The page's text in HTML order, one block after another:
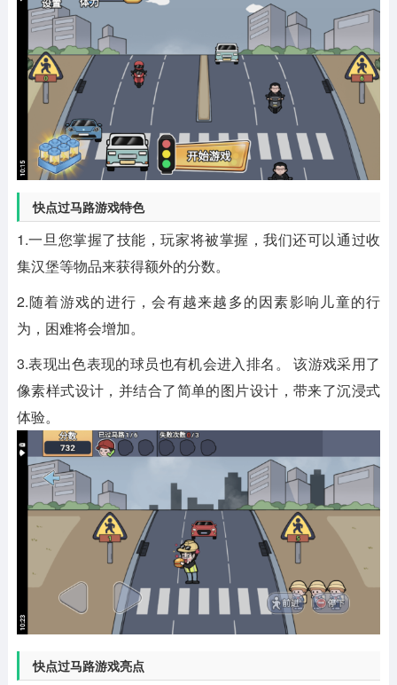
快点过马路游戏特色
1.一旦您掌握了技能，玩家将被掌握，我们还可以通过收
集汉堡等物品来获得额外的分数。
2.随着游戏的进行，会有越来越多的因素影响儿童的行
为，困难将会增加。
3.表现出色表现的球员也有机会进入排名。 该游戏采用了
像素样式设计，并结合了简单的图片设计，带来了沉浸式
体验。
快点过马路游戏亮点